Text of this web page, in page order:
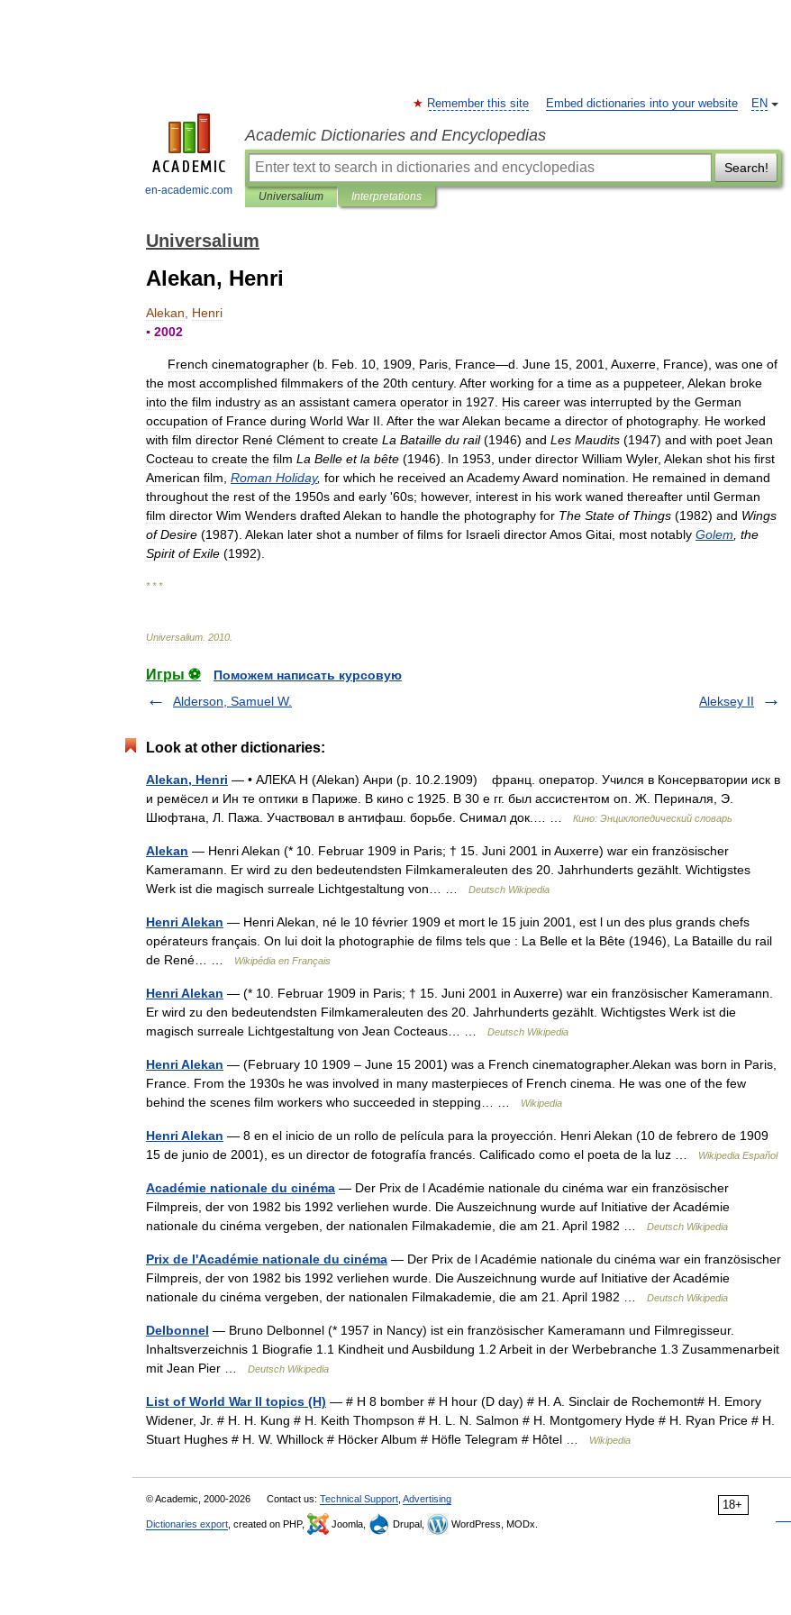
en-academic.com
EN
Remember this site Embed dictionaries into your website
Academic Dictionaries and Encyclopedias
Search!
Universalium Interpretations
Universalium
Alekan, Henri
Alekan
Henri
▪ 2002
French cinematographer (b Feb 10 1909 Paris France—d June 15 2001 Auxerre France), was one of
the most accomplished filmmakers of the 20th century. After working for a time as a puppeteer, Alekan broke
into the film industry as an assistant camera operator in 1927 His career was interrupted by the German
occupation of France during World War II After the warAlekan became a director of photography. He worked
with film director René Clément to create La Bataille du rail(1946) and Les Maudits (1947) and with poet Jean
Cocteau to create the film La Belle et la bête (1946). In 1953 under director William Wyler, Alekan shot his first
American film Roman Holiday, for which he received an AcademyAward nomination He remained in demand
throughout the rest of the 1950s and early '60s; however, interest in his work waned thereafter until German
film director Wim Wenders drafted Alekan to handle the photography for The State of Things (1982) and Wings
of Desire (1987). Alekan later shot a number of films for Israeli directorAmos Gitai most notably Golem the
Spirit of Exile (1992).
* * *
Universalium 2010
Игры ⚽
Поможем написать курсовую
Alderson, Samuel W.
Aleksey II
Look at other dictionaries:
Alekan, Henri — • АЛЕКА Н (Alekan) Анри (р. 10.2.1909) франц. оператор. Учился в Консерватории иск в
и ремёсел и Ин те оптики в Париже. В кино с 1925. В 30 е гг. был ассистентом оп. Ж. Периналя, Э.
Шюфтана, Л. Пажа. Участвовал в антифаш. борьбе. Снимал док.… …
Кино: Энциклопедический словарь
Alekan — Henri Alekan (* 10. Februar 1909 in Paris; † 15. Juni 2001 in Auxerre) war ein französischer
Kameramann. Er wird zu den bedeutendsten Filmkameraleuten des 20. Jahrhunderts gezählt. Wichtigstes
Werk ist die magisch surreale Lichtgestaltung von… …
Deutsch Wikipedia
Henri Alekan — Henri Alekan, né le 10 février 1909 et mort le 15 juin 2001, est l un des plus grands chefs
opérateurs français. On lui doit la photographie de films tels que : La Belle et la Bête (1946), La Bataille du rail
de René… …
Wikipédia en Français
Henri Alekan — (* 10. Februar 1909 in Paris; † 15. Juni 2001 in Auxerre) war ein französischer Kameramann.
Er wird zu den bedeutendsten Filmkameraleuten des 20. Jahrhunderts gezählt. Wichtigstes Werk ist die
magisch surreale Lichtgestaltung von Jean Cocteaus… …
Deutsch Wikipedia
Henri Alekan — (February 10 1909 – June 15 2001) was a French cinematographer.Alekan was born in Paris,
France. From the 1930s he was involved in many masterpieces of French cinema. He was one of the few
behind the scenes film workers who succeeded in stepping… …
Wikipedia
Henri Alekan — 8 en el inicio de un rollo de película para la proyección. Henri Alekan (10 de febrero de 1909
15 de junio de 2001), es un director de fotografía francés. Calificado como el poeta de la luz …
Wikipedia Español
Académie nationale du cinéma — Der Prix de l Académie nationale du cinéma war ein französischer
Filmpreis, der von 1982 bis 1992 verliehen wurde. Die Auszeichnung wurde auf Initiative der Académie
nationale du cinéma vergeben, der nationalen Filmakademie, die am 21. April 1982 …
Deutsch Wikipedia
Prix de l'Académie nationale du cinéma — Der Prix de l Académie nationale du cinéma war ein französischer
Filmpreis, der von 1982 bis 1992 verliehen wurde. Die Auszeichnung wurde auf Initiative der Académie
nationale du cinéma vergeben, der nationalen Filmakademie, die am 21. April 1982 …
Deutsch Wikipedia
Delbonnel — Bruno Delbonnel (* 1957 in Nancy) ist ein französischer Kameramann und Filmregisseur.
Inhaltsverzeichnis 1 Biografie 1.1 Kindheit und Ausbildung 1.2 Arbeit in der Werbebranche 1.3 Zusammenarbeit
mit Jean Pier …
Deutsch Wikipedia
List of World War II topics (H) — # H 8 bomber # H hour (D day) # H. A. Sinclair de Rochemont# H. Emory
Widener, Jr. # H. H. Kung # H. Keith Thompson # H. L. N. Salmon # H. Montgomery Hyde # H. Ryan Price # H.
Stuart Hughes # H. W. Whillock # Höcker Album # Höfle Telegram # Hôtel …
Wikipedia
18+
© Academic, 2000-2026 Contact us: Technical Support Advertising
Dictionaries export , created on PHP, Joomla, Drupal, WordPress, MODx.